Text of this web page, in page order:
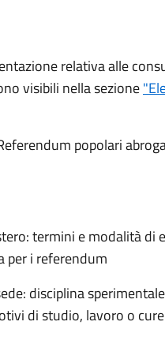
relativa alle
visibili nella sezione
popolari
termini e modalità di
per i referendum
disciplina
di studio, lavoro o